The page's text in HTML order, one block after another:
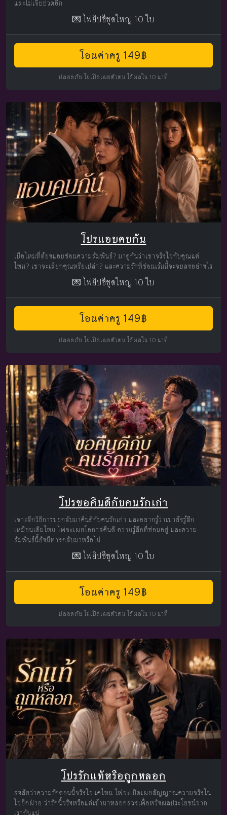
และไม่เจ็บปวดอีก
💌 ไพ่ยิปซีชุดใหญ่ 10 ใบ
โอนค่าครู 149฿
ปลอดภัย ไม่เปิดเผยตัวตน ได้ผลใน 10 นาที
โปรแอบคบกัน
เบื่อไหมที่ต้องแอบซ่อนความสัมพันธ์? มาดูกันว่าเขาจริงใจกับคุณแค่
ไหน? เขาจะเลือกคุณหรือเปล่า? และความรักที่ซ่อนเร้นนี้จะจบลงอย่างไร
💌 ไพ่ยิปซีชุดใหญ่ 10 ใบ
โอนค่าครู 149฿
ปลอดภัย ไม่เปิดเผยตัวตน ได้ผลใน 10 นาที
โปรขอคืนดีกับคนรักเก่า
เจาะลึกวิธีการขอกลับมาคืนดีกับคนรักเก่า และอยากรู้ว่าเขายังรู้สึก
เหมือนเดิมไหม ไพ่จะเผยโอกาสคืนดี ความรู้สึกที่ซ่อนอยู่ และความ
สัมพันธ์นี้ยังมีทางกลับมาหรือไม่
💌 ไพ่ยิปซีชุดใหญ่ 10 ใบ
โอนค่าครู 149฿
ปลอดภัย ไม่เปิดเผยตัวตน ได้ผลใน 10 นาที
โปรรักแท้หรือถูกหลอก
สงสัยว่าความรักตอนนี้จริงใจแค่ไหน ไพ่จะเปิดเผยสัญญาณความจริงใน
ใจอีกฝ่าย ว่ารักนี้จริงหรือแค่เข้ามาหลอกลวงเพื่อหวังผลประโยชน์จาก
เรากันแน่